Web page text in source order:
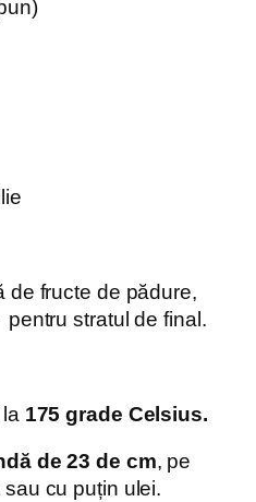
de fructe de pădure,
stratul de final.
175 grade Celsius.
de 23 de cm, pe
cu puțin ulei.